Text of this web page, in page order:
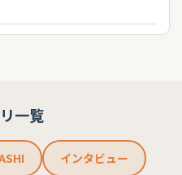
一覧
インタビュー